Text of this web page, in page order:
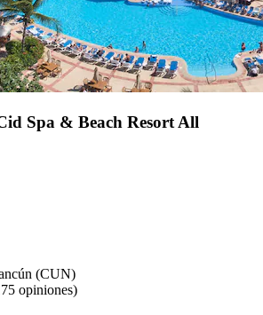
Spa & Beach Resort All
(CUN)
opiniones)